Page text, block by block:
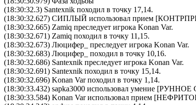
(18:30:32.3) Santexnik походил в точку 17,14.
(18:30:32.627) СИПЛЫЙ использовал прием [
(18:30:32.665) Zamiq преследует игрока Konan Var.
(18:30:32.671) Zamiq походил в точку 11,15.
(18:30:32.673) Люцифер_ преследует игрока Konan Var.
(18:30:32.683) Люцифер_ походил в точку 10,16.
(18:30:32.686) Santexnik преследует игрока Konan Var.
(18:30:32.691) Santexnik походил в точку 15,14.
(18:30:32.696) Konan Var походил в точку 1,14.
(18:30:33.432) sapka3000 использовал умение [РУННОЕ
(18:30:33.584) Konan Varиспользовал прием [